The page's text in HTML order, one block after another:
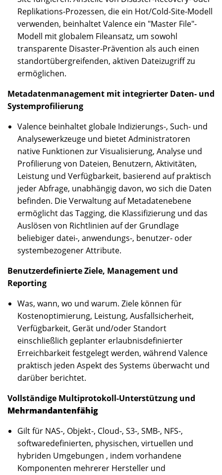
Replikations-Prozessen, die ein Hot/Cold-Site-Modell
verwenden, beinhaltet Valence ein "Master File"-
Modell mit globalem Fileansatz, um sowohl
transparente Disaster-Prävention als auch einen
standortübergreifenden, aktiven Dateizugriff zu
ermöglichen.
Metadatenmanagement mit integrierter Daten- und
Systemprofilierung
Valence beinhaltet globale Indizierungs-, Such- und
Analysewerkzeuge und bietet Administratoren
native Funktionen zur Visualisierung, Analyse und
Profilierung von Dateien, Benutzern, Aktivitäten,
Leistung und Verfügbarkeit, basierend auf praktisch
jeder Abfrage, unabhängig davon, wo sich die Daten
befinden. Die Verwaltung auf Metadatenebene
ermöglicht das Tagging, die Klassifizierung und das
Auslösen von Richtlinien auf der Grundlage
beliebiger datei-, anwendungs-, benutzer- oder
systembezogener Attribute.
Benutzerdefinierte Ziele, Management und
Reporting
Was, wann, wo und warum. Ziele können für
Kostenoptimierung, Leistung, Ausfallsicherheit,
Verfügbarkeit, Gerät und/oder Standort
einschließlich geplanter erlaubnisdefinierter
Erreichbarkeit festgelegt werden, während Valence
praktisch jeden Aspekt des Systems überwacht und
darüber berichtet.
Vollständige Multiprotokoll-Unterstützung und
Mehrmandantenfähig
Gilt für NAS-, Objekt-, Cloud-, S3-, SMB-, NFS-,
softwaredefinierten, physischen, virtuellen und
hybriden Umgebungen , indem vorhandene
Komponenten mehrerer Hersteller und